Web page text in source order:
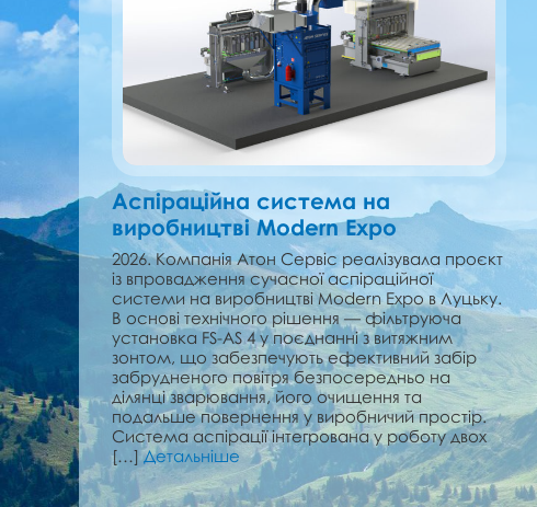
Аспіраційна система на
виробництві Modern Expo
2026. Компанія Атон Сервіс реалізувала проєкт
із впровадження сучасної аспіраційної
системи на виробництві Modern Expo в Луцьку.
В основі технічного рішення — фільтруюча
установка FS-AS 4 у поєднанні з витяжним
зонтом, що забезпечують ефективний забір
забрудненого повітря безпосередньо на
ділянці зварювання, його очищення та
подальше повернення у виробничий простір.
Система аспірації інтегрована у роботу двох
[…]Детальніше